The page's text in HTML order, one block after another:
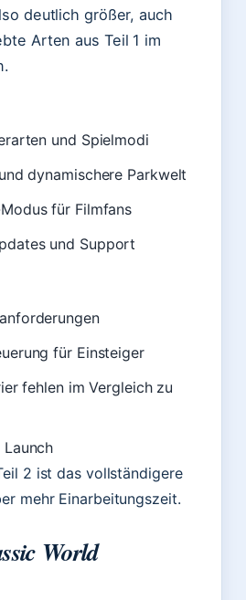
deutlich größer, auch
Arten aus Teil 1 im
und Spielmodi
dynamischere Parkwelt
für Filmfans
und Support
für Einsteiger
fehlen im Vergleich zu
2 ist das vollständigere
mehr Einarbeitungszeit.
World